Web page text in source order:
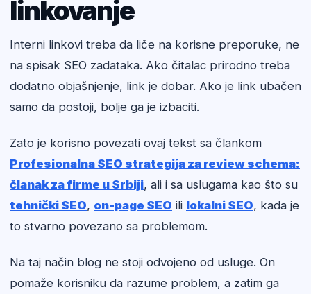
linkovanje
Interni linkovi treba da liče na korisne preporuke, ne
na spisak SEO zadataka. Ako čitalac prirodno treba
dodatno objašnjenje, link je dobar. Ako je link ubačen
samo da postoji, bolje ga je izbaciti.
Zato je korisno povezati ovaj tekst sa člankom
Profesionalna SEO strategija za review schema:
članak za firme u Srbiji, ali i sa uslugama kao što su
tehnički SEO, on-page SEO ili lokalni SEO, kada je
to stvarno povezano sa problemom.
Na taj način blog ne stoji odvojeno od usluge. On
pomaže korisniku da razume problem, a zatim ga